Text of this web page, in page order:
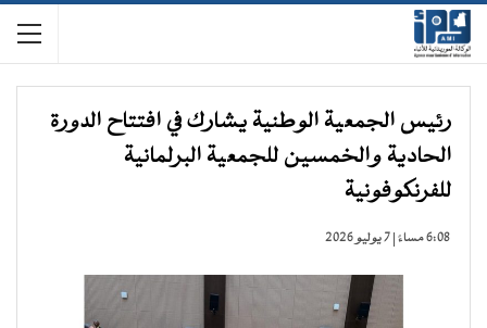
رئيس الجمعية الوطنية يشارك في افتتاح الدورة
الحادية والخمسين للجمعية البرلمانية
للفرنكوفونية
6:08 مساءً | 7 يوليو 2026